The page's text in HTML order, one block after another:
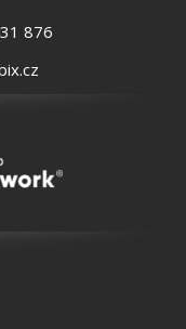
876